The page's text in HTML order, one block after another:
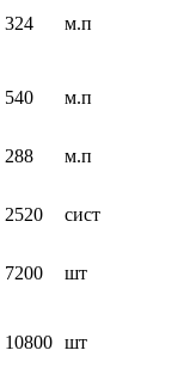
324
м.п
540
м.п
288 м.п
2520
сист
7200 шт
10800 шт